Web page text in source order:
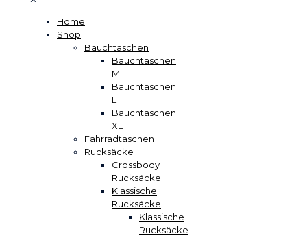
Home
Shop
Bauchtaschen
Bauchtaschen
M
Bauchtaschen
L
Bauchtaschen
XL
Fahrradtaschen
Rucksäcke
Crossbody
Rucksäcke
Klassische
Rucksäcke
Klassische
Rucksäcke